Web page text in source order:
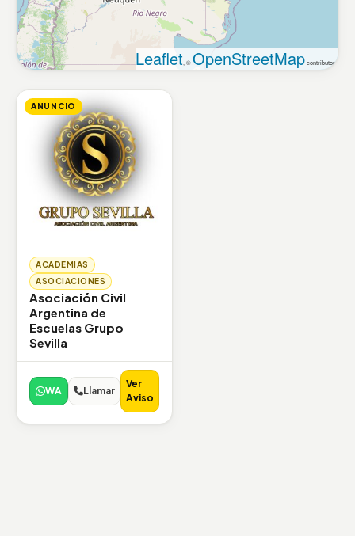
Leaflet , ©OpenStreetMapcontributors
ANUNCIO
ACADEMIAS
ASOCIACIONES
Asociación Civil
Argentina de
Escuelas Grupo
Sevilla
WA Llamar
Ver
Aviso